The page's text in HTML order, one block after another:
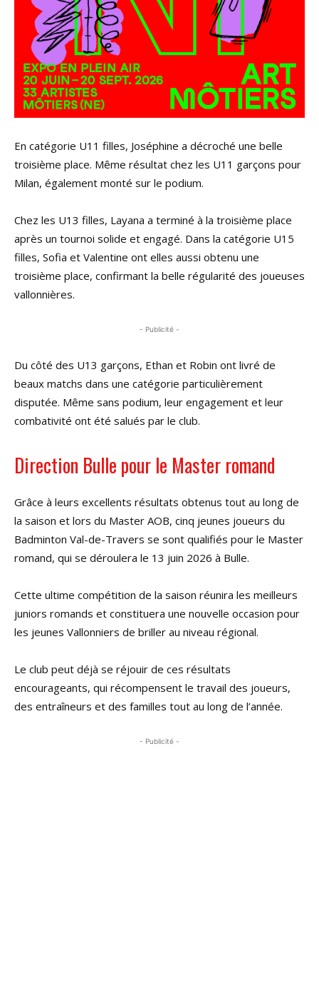
En catégorie U11 filles, Joséphine a décroché une belle
troisième place. Même résultat chez les U11 garçons pour
Milan, également monté sur le podium.
Chez les U13 filles, Layana a terminé à la troisième place
après un tournoi solide et engagé. Dans la catégorie U15
filles, Sofia et Valentine ont elles aussi obtenu une
troisième place, confirmant la belle régularité des joueuses
vallonnières.
- Publicité -
Du côté des U13 garçons, Ethan et Robin ont livré de
beaux matchs dans une catégorie particulièrement
disputée. Même sans podium, leur engagement et leur
combativité ont été salués par le club.
Direction Bulle pour le Master romand
Grâce à leurs excellents résultats obtenus tout au long de
la saison et lors du Master AOB, cinq jeunes joueurs du
Badminton Val-de-Travers se sont qualifiés pour le Master
romand, qui se déroulera le 13 juin 2026 à Bulle.
Cette ultime compétition de la saison réunira les meilleurs
juniors romands et constituera une nouvelle occasion pour
les jeunes Vallonniers de briller au niveau régional.
Le club peut déjà se réjouir de ces résultats
encourageants, qui récompensent le travail des joueurs,
des entraîneurs et des familles tout au long de l’année.
- Publicité -